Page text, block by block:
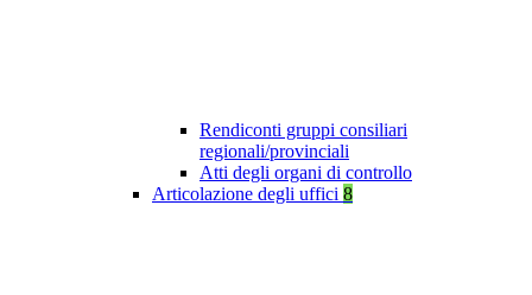
Rendiconti gruppi consiliari
regionali/provinciali
Atti degli organi di controllo
Articolazione degli uffici 8